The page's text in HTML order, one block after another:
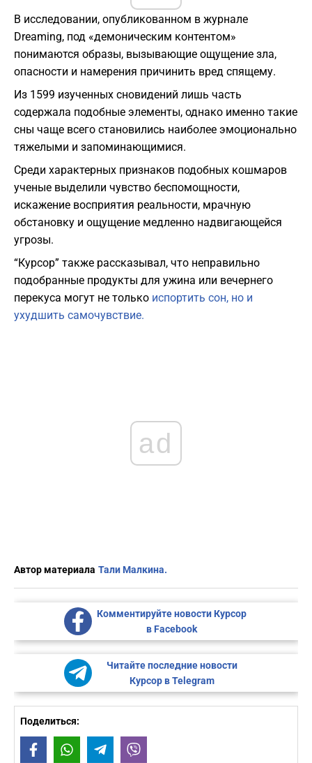
В исследовании, опубликованном в журнале
Dreaming, под «демоническим контентом»
понимаются образы, вызывающие ощущение зла,
опасности и намерения причинить вред спящему.
Из 1599 изученных сновидений лишь часть
содержала подобные элементы, однако именно такие
сны чаще всего становились наиболее эмоционально
тяжелыми и запоминающимися.
Среди характерных признаков подобных кошмаров
ученые выделили чувство беспомощности,
искажение восприятия реальности, мрачную
обстановку и ощущение медленно надвигающейся
угрозы.
“Курсор” также рассказывал, что неправильно
подобранные продукты для ужина или вечернего
перекуса могут не только испортить сон, но и
ухудшить самочувствие.
ad
Автор материала Тали Малкина.
Комментируйте новости Курсор
в Facebook
Читайте последние новости
Курсор в Telegram
Поделиться:
FacebookWhatsAppTelegram